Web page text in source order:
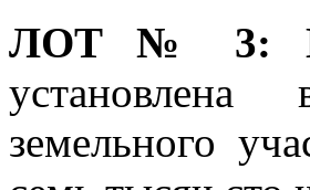
ЛОТ № 3:
земельного